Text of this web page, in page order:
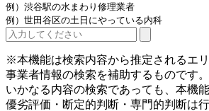
例）渋谷駅の水まわり修理業者
例）世田谷区の土日にやっている内科
※本機能は検索内容から推定されるエリ
事業者情報の検索を補助するものです。
いかなる内容の検索であっても、本機
優劣評価・断定的判断・専門的判断は行